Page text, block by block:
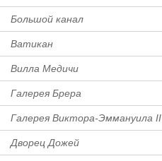
Большой канал
Ватикан
Вилла Медичи
Галерея Брера
Галерея Виктора-Эммануила II
Дворец Дожей